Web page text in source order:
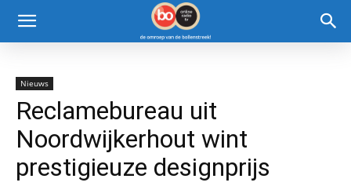
Nieuws
Reclamebureau uit
Noordwijkerhout wint
prestigieuze designprijs